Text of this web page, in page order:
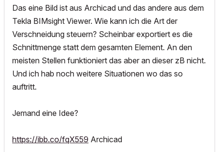
Das eine Bild ist aus Archicad und das andere aus dem
Tekla BIMsight Viewer. Wie kann ich die Art der
Verschneidung steuern? Scheinbar exportiert es die
Schnittmenge statt dem gesamten Element. An den
meisten Stellen funktioniert das aber an dieser zB nicht.
Und ich hab noch weitere Situationen wo das so
auftritt.
Jemand eine Idee?
https://ibb.co/fqX559 Archicad